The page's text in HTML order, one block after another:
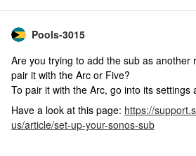
Pools-3015
Are you trying to add the sub as another
pair it with the Arc or Five?
To pair it with the Arc, go into its settings
Have a look at this page: https://
us/article/set-up-your-sonos-sub